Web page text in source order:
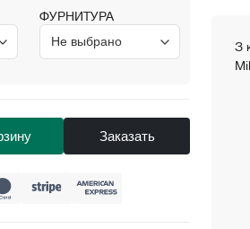
ФУРНИТУРА
Заказать
З